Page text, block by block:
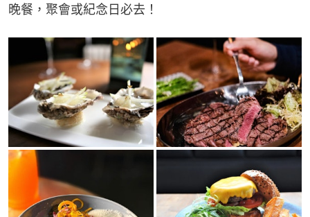
晚餐，聚會或紀念日必去！